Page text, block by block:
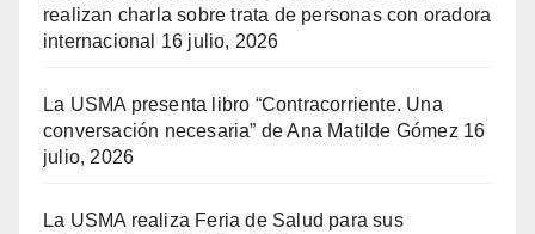
realizan charla sobre trata de personas con oradora
internacional
16 julio, 2026
La USMA presenta libro “Contracorriente. Una
conversación necesaria” de Ana Matilde Gómez 16
julio, 2026
La USMA realiza Feria de Salud para sus